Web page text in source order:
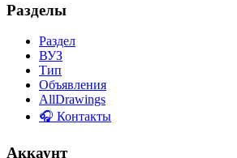
Разделы
Раздел
ВУЗ
Тип
Объявления
AllDrawings
🎧 Контакты
Аккаунт